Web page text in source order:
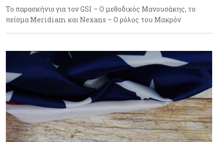
Το παρασκήνιο για τον GSI – Ο μεθοδικός Μανουσάκης, το
πείσμα Meridiam και Nexans – Ο ρόλος του Μακρόν